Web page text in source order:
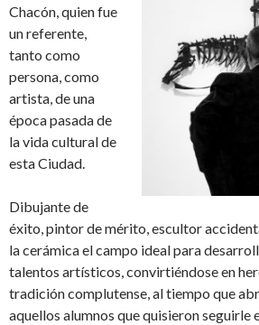
Chacón, quien fue
un referente,
tanto como
persona, como
artista, de una
época pasada de
la vida cultural de
esta Ciudad.
Dibujante de
éxito, pintor de mérito, escultor
la cerámica el campo ideal para
talentos artísticos, convirtiéndose en
tradición complutense, al tiempo que
aquellos alumnos que quisieron seguirle